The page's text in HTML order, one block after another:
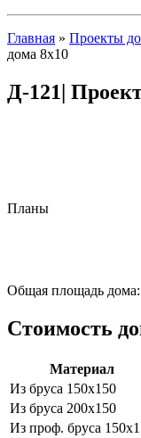
Главная » Проекты
дома 8х10
Д-121|
Планы
Общая площадь дома:
Стоимость
Материал
Из бруса 150х150
Из бруса 200х150
Из проф. бруса